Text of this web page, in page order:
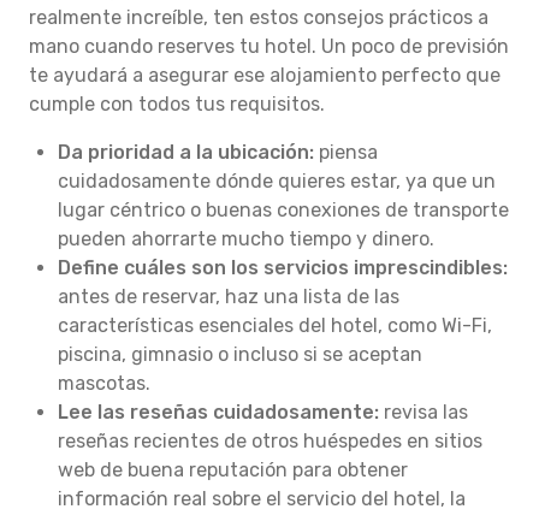
realmente increíble, ten estos consejos prácticos a
mano cuando reserves tu hotel. Un poco de previsión
te ayudará a asegurar ese alojamiento perfecto que
cumple con todos tus requisitos.
Da prioridad a la ubicación: piensa
cuidadosamente dónde quieres estar, ya que un
lugar céntrico o buenas conexiones de transporte
pueden ahorrarte mucho tiempo y dinero.
Define cuáles son los servicios imprescindibles:
antes de reservar, haz una lista de las
características esenciales del hotel, como Wi-Fi,
piscina, gimnasio o incluso si se aceptan
mascotas.
Lee las reseñas cuidadosamente: revisa las
reseñas recientes de otros huéspedes en sitios
web de buena reputación para obtener
información real sobre el servicio del hotel, la